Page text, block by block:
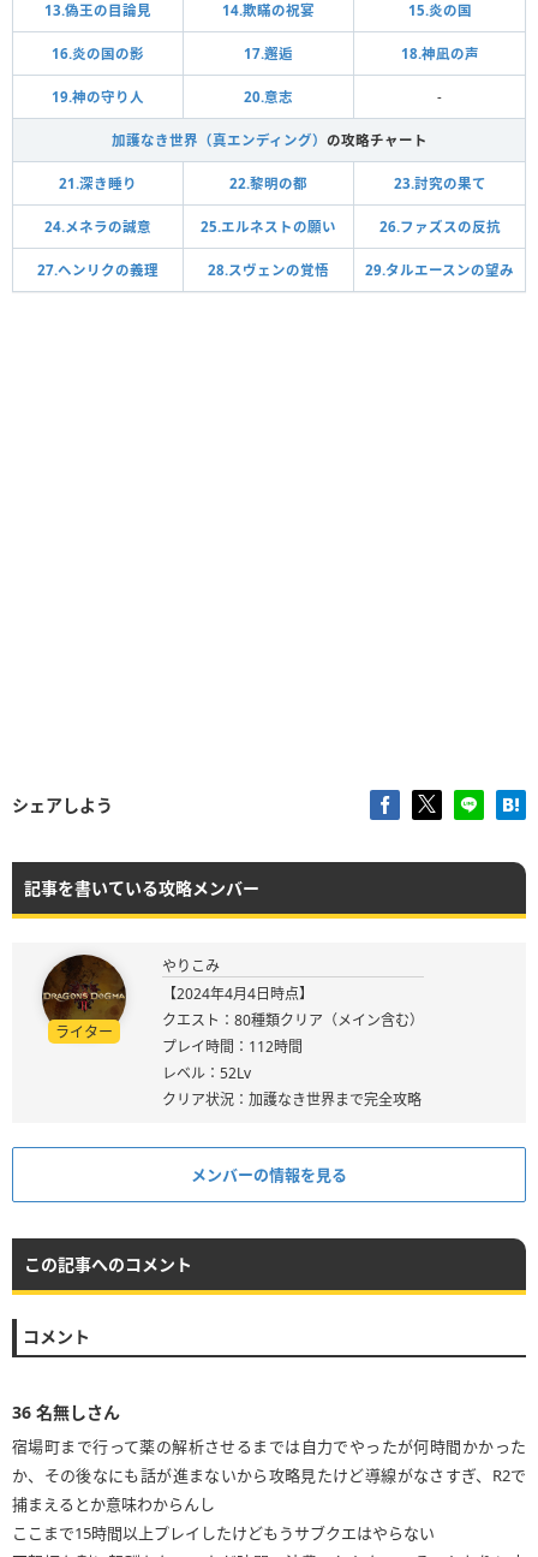
13.偽王の目論見 14.欺瞞の祝宴 15.炎の国
16.炎の国の影 17.邂逅 18.神凪の声
19.神の守り人 20.意志 -
加護なき世界（真エンディング） の攻略チャート
21.深き睡り 22.黎明の都 23.討究の果て
24.メネラの誠意 25.エルネストの願い 26.ファズスの反抗
27.ヘンリクの義理 28.スヴェンの覚悟 29.タルエースンの望み
シェアしよう
記事を書いている攻略メンバー
ライター
やりこみ
【2024年4月4日時点】
クエスト：80種類クリア（メイン含む）
プレイ時間：112時間
レベル：52Lv
クリア状況：加護なき世界まで完全攻略
メンバーの情報を見る
この記事へのコメント
コメント
36 名無しさん
宿場町まで行って薬の解析させるまでは自力でやったが何時間かかった
か、その後なにも話が進まないから攻略見たけど導線がなさすぎ、R2で
捕まえるとか意味わからんし
ここまで15時間以上プレイしたけどもうサブクエはやらない